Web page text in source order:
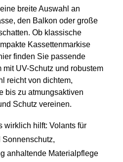
breite Auswahl an
den Balkon oder große
Ob klassische
Kassettenmarkise
finden Sie passende
mit UV-Schutz und robustem
reicht von dichtem,
bis zu atmungsaktiven
Schutz vereinen.
wirklich hilft: Volants für
anhaltende Materialpflege